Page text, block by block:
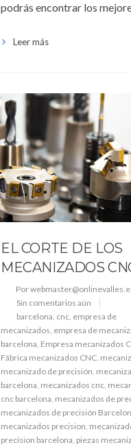
podrás encontrar los
Leer más
EL CORTE DE LOS
MECANIZADOS
Por
Sin comentarios aún
barcelona cnc empresa de
mecanizados empresa de
barcelona Empresa mecanizados
Fábrica mecanizados CNC
mecanizado de precisión
barcelona mecanizados cnc
cnc barcelona mecanizados de
mecanizados de precisión
mecanizados precision
precision barcelona piezas